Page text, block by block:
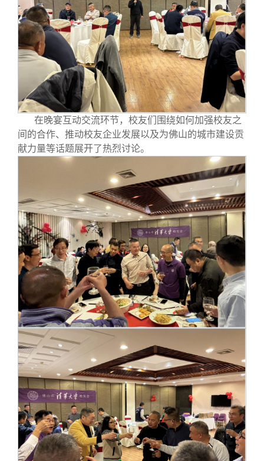
在晚宴互动交流环节，校友们围绕如何加强校友之
间的合作、推动校友企业发展以及为佛山的城市建设贡
献力量等话题展开了热烈讨论。